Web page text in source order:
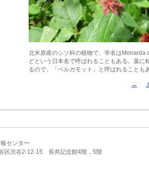
北米原産のシソ科の植物で、学名は
どという日本名で呼ばれることもある。葉
るので、「ベルガモット」と呼ばれること
←
センター
区渋谷2-12-15 長井記念館4階，5階